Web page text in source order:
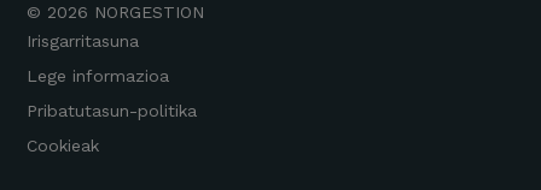
Irisgarritasuna
Lege informazioa
Pribatutasun-politika
Cookieak
© 2026 NORGESTION